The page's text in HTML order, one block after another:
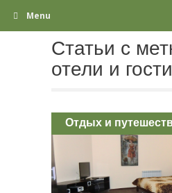
Menu
Статьи с
отели и
Отдых и